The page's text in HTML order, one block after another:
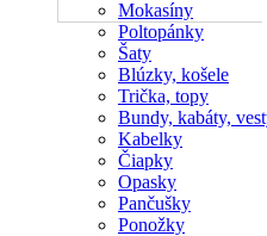
Mokasíny
Poltopánky
Šaty
Blúzky, košele
Trička, topy
Bundy, kabáty,
Kabelky
Čiapky
Opasky
Pančušky
Ponožky